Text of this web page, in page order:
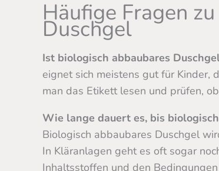
Häufige Fragen
Duschgel
Ist biologisch abbaubares
eignet sich meistens gut für Kinder,
man das Etikett lesen und prüfen,
Wie lange dauert es, bis
Biologisch abbaubares Duschgel
In Kläranlagen geht es oft sogar
Inhaltsstoffen und den